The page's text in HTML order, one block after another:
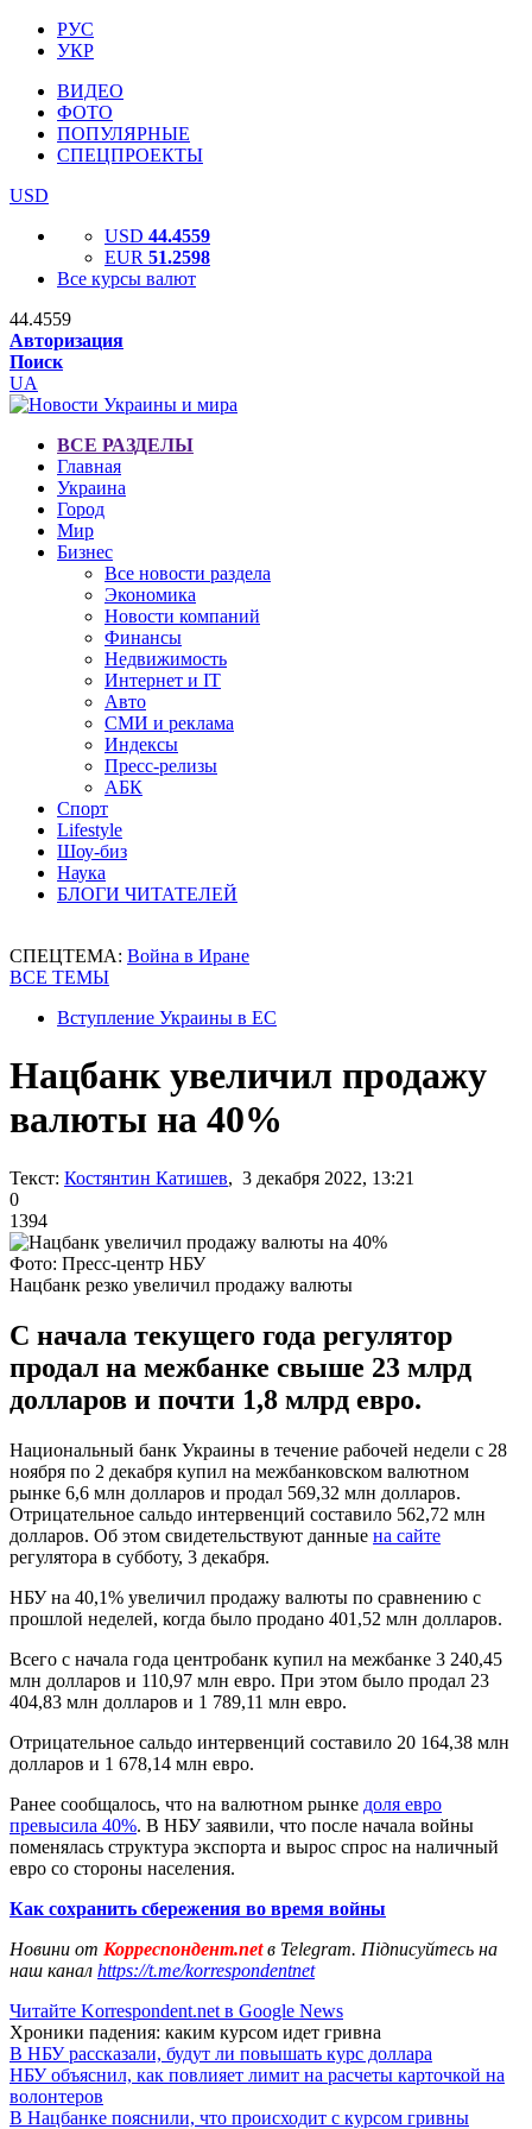
РУС
УКР
ВИДЕО
ФОТО
ПОПУЛЯРНЫЕ
СПЕЦПРОЕКТЫ
USD
USD 44.4559
EUR 51.2598
Все курсы валют
44.4559
Авторизация
Поиск
UA
ВСЕ РАЗДЕЛЫ
Главная
Украина
Город
Мир
Бизнес
Все новости раздела
Экономика
Новости компаний
Финансы
Недвижимость
Интернет и IT
Авто
СМИ и реклама
Индексы
Пресс-релизы
АБК
Спорт
Lifestyle
Шоу-биз
Наука
БЛОГИ ЧИТАТЕЛЕЙ
СПЕЦТЕМА: Война в Иране
ВСЕ ТЕМЫ
Вступление Украины в ЕС
Нацбанк увеличил продажу
валюты на 40%
Текст: Костянтин Катишев, 3 декабря 2022, 13:21
0
1394
Фото: Пресс-центр НБУ
Нацбанк резко увеличил продажу валюты
С начала текущего года регулятор
продал на межбанке свыше 23 млрд
долларов и почти 1,8 млрд евро.
Национальный банк Украины в течение рабочей недели с 28
ноября по 2 декабря купил на межбанковском валютном
рынке 6,6 млн долларов и продал 569,32 млн долларов.
Отрицательное сальдо интервенций составило 562,72 млн
долларов. Об этом свидетельствуют данные на сайте
регулятора в субботу, 3 декабря.
НБУ на 40,1% увеличил продажу валюты по сравнению с
прошлой неделей, когда было продано 401,52 млн долларов.
Всего с начала года центробанк купил на межбанке 3 240,45
млн долларов и 110,97 млн евро. При этом было продал 23
404,83 млн долларов и 1 789,11 млн евро.
Отрицательное сальдо интервенций составило 20 164,38 млн
долларов и 1 678,14 млн евро.
Ранее сообщалось, что на валютном рынке доля евро
превысила 40%. В НБУ заявили, что после начала войны
поменялась структура экспорта и вырос спрос на наличный
евро со стороны населения.
Как сохранить сбережения во время войны
Новини от Корреспондент.netв Telegram. Підписуйтесь на
наш канал https://t.me/korrespondentnet
Читайте Korrespondent.net в Google News
Хроники падения: каким курсом идет гривна
В НБУ рассказали, будут ли повышать курс доллара
НБУ объяснил, как повлияет лимит на расчеты карточкой на
волонтеров
В Нацбанке пояснили, что происходит с курсом гривны